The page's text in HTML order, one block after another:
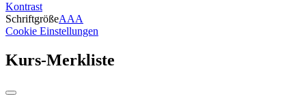
Kontrast
SchriftgrößeAAA
Cookie Einstellungen
Kurs-Merkliste